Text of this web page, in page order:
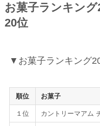
お菓子ランキング
20位
▼お菓子ランキング
順位 お菓子
１位 カントリーマアム